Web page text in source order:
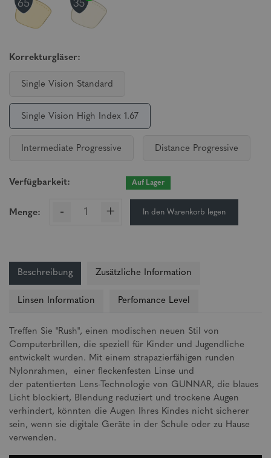
Korrekturgläser:
Single Vision Standard
Single Vision High Index 1.67
Intermediate Progressive Distance Progressive
Verfügbarkeit: Auf Lager
Menge: - + In den Warenkorb legen
Beschreibung Zusätzliche Information
Linsen Information Perfomance Level
Treffen Sie "Rush", einen modischen neuen Stil von
Computerbrillen, die speziell für Kinder und Jugendliche
entwickelt wurden. Mit einem strapazierfähigen runden
Nylonrahmen, einer fleckenfesten Linse und
der patentierten Lens-Technologie von GUNNAR, die blaues
Licht blockiert, Blendung reduziert und trockene Augen
verhindert, könnten die Augen Ihres Kindes nicht sicherer
sein, wenn sie digitale Geräte in der Schule oder zu Hause
verwenden.